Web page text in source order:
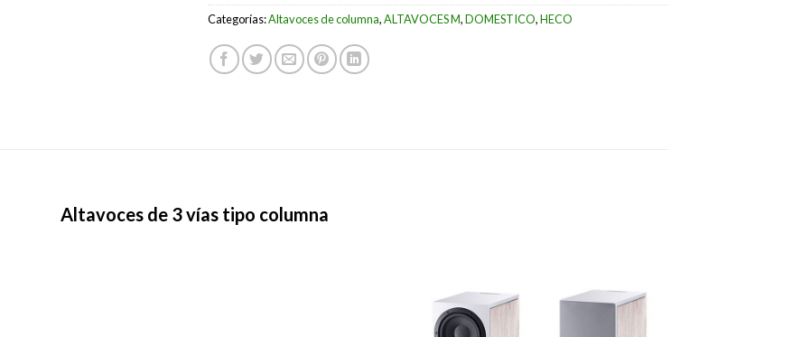
Categorías:Altavoces de columna,ALTAVOCES M,DOMESTICO,HECO
Altavoces de 3 vías tipo columna